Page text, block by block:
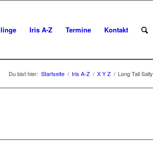
Iris A-Z Termine Kontakt
Du bist hier: Startseite / Iris A-Z / X Y Z / Long Tall Sally